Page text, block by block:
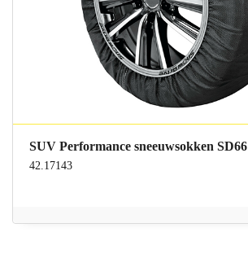
SUV Performance sneeuwsokken SD66
42.17143